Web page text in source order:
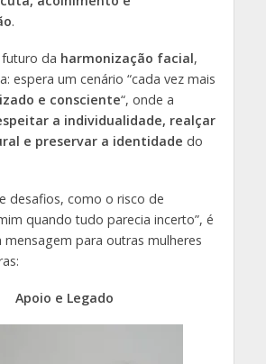
.
da harmonização facial,
espera um cenário “cada vez mais
e consciente“, onde a
a individualidade, realçar
e preservar a identidade do
desafios, como o risco de
quando tudo parecia incerto”, é
mensagem para outras mulheres
Apoio e Legado